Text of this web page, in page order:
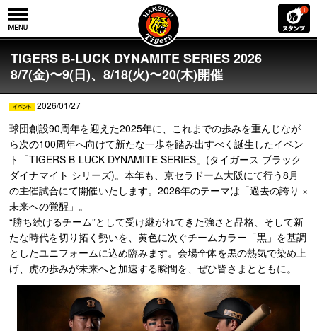
TIGERS B-LUCK DYNAMITE SERIES 2026
8/7(金)〜9(日)、8/18(火)〜20(木)開催
2026/01/27
球団創設90周年を迎えた2025年に、これまでの歩みを重んじなが
ら次の100周年へ向けて新たな一歩を踏み出すべく誕生したイベン
ト「TIGERS B-LUCK DYNAMITE SERIES」(タイガース ブラック
ダイナマイト シリーズ)。本年も、京セラドーム大阪にて行う8月
の主催試合にて開催いたします。2026年のテーマは「過去の誇り ×
未来への覚醒」。
“勝ち続けるチーム”として受け継がれてきた強さと品格、そして新
たな時代を切り拓く勢いを、黄色に次ぐチームカラー「黒」を基調
としたユニフォームに込め臨みます。会場全体を黒の熱気で染め上
げ、虎の歩みが未来へと加速する瞬間を、ぜひ皆さまとともに。